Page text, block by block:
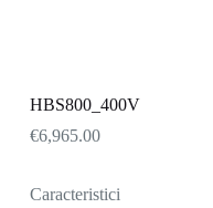
HBS800_400V
€6,965.00
Caracteristici